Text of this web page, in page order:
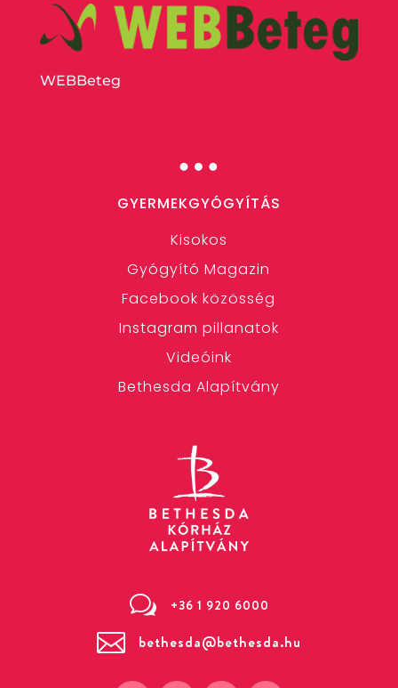
WEBBeteg
…
GYERMEKGYÓGYÍTÁS
Kisokos
Gyógyító Magazin
Facebook közösség
Instagram pillanatok
Videóink
Bethesda Alapítvány
w +36 1 920 6000
 bethesda@bethesda.hu